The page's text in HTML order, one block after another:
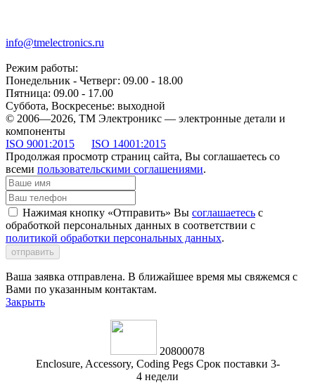
info@tmelectronics.ru
Режим работы:
Понедельник - Четверг: 09.00 - 18.00
Пятница: 09.00 - 17.00
Суббота, Воскресенье: выходной
© 2006—2026, ТМ Электроникс — электронные детали и
компоненты
ISO 9001:2015
ISO 14001:2015
Продолжая просмотр страниц сайта, Вы соглашаетесь со
всеми пользовательскими соглашениями.
Нажимая кнопку «Отправить» Вы соглашаетесь с
обработкой персональных данных в соответствии с
политикой обработки персональных данных.
отправить
Ваша заявка отправлена. В ближайшее время мы свяжемся с
Вами по указанным контактам.
Закрыть
20800078
Enclosure, Accessory, Coding Pegs Срок поставки 3-
4 недели